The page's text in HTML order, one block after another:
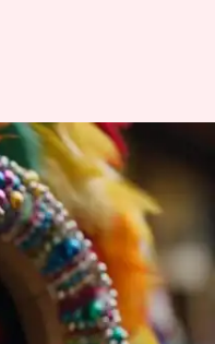
Dengan
pm
tradisional,